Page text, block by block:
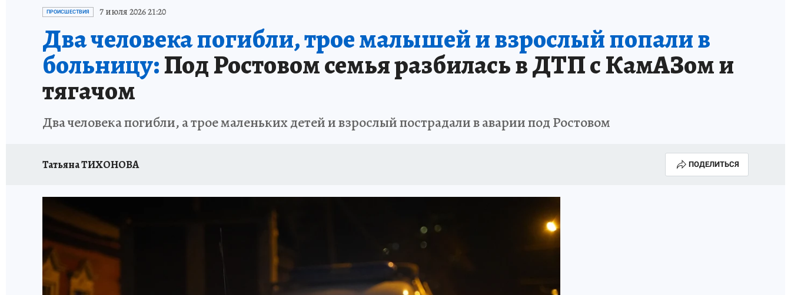
ЗАПОВЕДНАЯ РОССИЯ
ПРОИСШЕСТВИЯ 7 июля 2026 21:20
Два человека погибли, трое малышей и взрослый попали в
больницу:Под Ростовом семья разбилась в ДТП с КамАЗом и
тягачом
Два человека погибли, а трое маленьких детей и взрослый пострадали в аварии под Ростовом
Татьяна ТИХОНОВА ПОДЕЛИТЬСЯ